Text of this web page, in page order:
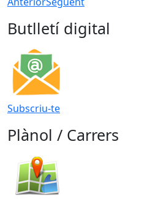
Butlletí digital
Subscriu-te
Plànol / Carrers